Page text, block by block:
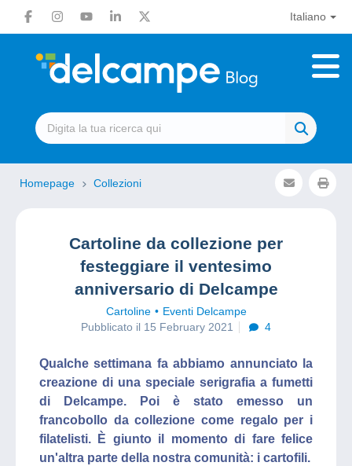
Italiano
Homepage Collezioni
Cartoline da collezione per
festeggiare il ventesimo
anniversario di Delcampe
Cartoline
Eventi Delcampe
Pubblicato il 15 February 2021
4
Qualche settimana fa abbiamo annunciato la
creazione di una speciale serigrafia a fumetti
di Delcampe. Poi è stato emesso un
francobollo da collezione come regalo per i
filatelisti. È giunto il momento di fare felice
un'altra parte della nostra comunità: i cartofili.